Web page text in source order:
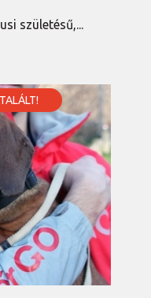
születésű,...